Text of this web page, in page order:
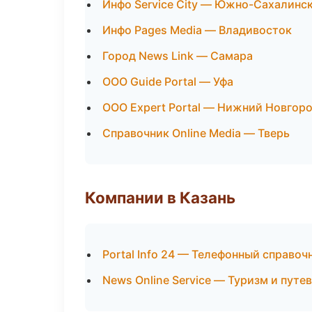
Инфо Service City — Южно-
Инфо Pages Media — Владивосток
Город News Link — Самара
ООО Guide Portal — Уфа
ООО Expert Portal — Нижний
Справочник Online Media — Тверь
Компании в Казань
Portal Info 24 — Телефонный
News Online Service — Туризм и